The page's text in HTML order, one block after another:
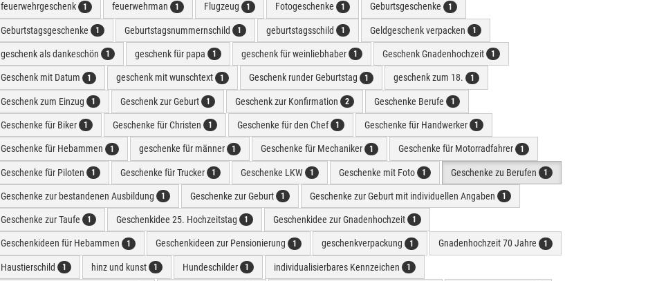
feuerwehrgeschenk 1 feuerwehrman 1 Flugzeug 1 Fotogeschenke 1 Geburtsgeschenke 1
Geburtstagsgeschenke 1 Geburtstagsnummernschild 1 geburtstagsschild 1 Geldgeschenk verpacken 1
geschenk als dankeschön 1 geschenk für papa 1 geschenk für weinliebhaber 1 Geschenk Gnadenhochzeit 1
Geschenk mit Datum 1 geschenk mit wunschtext 1 Geschenk runder Geburtstag 1 geschenk zum 18. 1
Geschenk zum Einzug 1 Geschenk zur Geburt 1 Geschenk zur Konfirmation 2 Geschenke Berufe 1
Geschenke für Biker 1 Geschenke für Christen 1 Geschenke für den Chef 1 Geschenke für Handwerker 1
Geschenke für Hebammen 1 geschenke für männer 1 Geschenke für Mechaniker 1 Geschenke für Motorradfahrer 1
Geschenke für Piloten 1 Geschenke für Trucker 1 Geschenke LKW 1 Geschenke mit Foto 1 Geschenke zu Berufen 1
Geschenke zur bestandenen Ausbildung 1 Geschenke zur Geburt 1 Geschenke zur Geburt mit individuellen Angaben 1
Geschenke zur Taufe 1 Geschenkidee 25. Hochzeitstag 1 Geschenkidee zur Gnadenhochzeit 1
Geschenkideen für Hebammen 1 Geschenkideen zur Pensionierung 1 geschenkverpackung 1 Gnadenhochzeit 70 Jahre 1
Haustierschild 1 hinz und kunst 1 Hundeschilder 1 individualisierbares Kennzeichen 1